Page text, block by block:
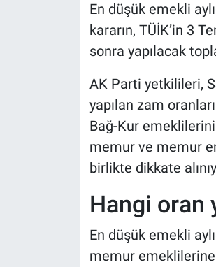
En düşük emekli
kararın, TÜİK’in 3
sonra yapılacak
AK Parti yetkilileri,
yapılan zam
Bağ-Kur
memur ve memur
birlikte dikkate
Hangi oran
En düşük emekli
memur emeklilerine